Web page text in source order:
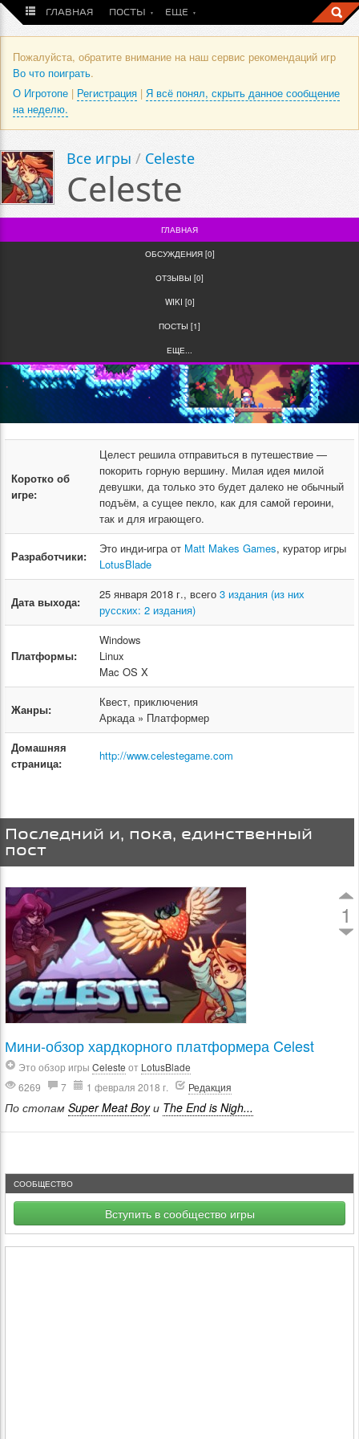
ГЛАВНАЯ ПОСТЫ ЕЩЕ
Пожалуйста, обратите внимание на наш сервис рекомендаций игр
Во что поиграть.
О Игротопе | Регистрация | Я всё понял, скрыть данное сообщение
на неделю.
Все игры / Celeste
Celeste
ГЛАВНАЯ
ОБСУЖДЕНИЯ [0]
ОТЗЫВЫ [0]
WIKI [0]
ПОСТЫ [1]
ЕЩЕ...
Коротко об
игре:
Целест решила отправиться в путешествие —
покорить горную вершину. Милая идея милой
девушки, да только это будет далеко не обычный
подъём, а сущее пекло, как для самой героини,
так и для играющего.
Разработчики:
Это инди-игра от Matt Makes Games, куратор игры
LotusBlade
Дата выхода:
25 января 2018 г., всего 3 издания (из них
русских: 2 издания)
Платформы:
Windows
Linux
Mac OS X
Жанры:
Квест, приключения
Аркада » Платформер
Домашняя
страница:
http://www.celestegame.com
Последний и, пока, единственный
пост
1
Мини-обзор хардкорного платформера Celest
Это обзор игры Celeste от LotusBlade
6269
7 1 февраля 2018 г. Редакция
По стопам Super Meat Boyи The End is Nigh...
СООБЩЕСТВО
Вступить в сообщество игры